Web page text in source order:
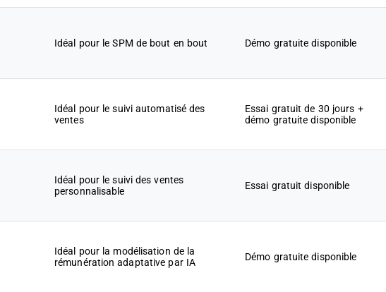
Idéal pour le SPM de bout en bout Démo gratuite disponible
Idéal pour le suivi automatisé des
ventes
Essai gratuit de 30 jours +
démo gratuite disponible
Idéal pour le suivi des ventes
personnalisable
Essai gratuit disponible
Idéal pour la modélisation de la
rémunération adaptative par IA
Démo gratuite disponible